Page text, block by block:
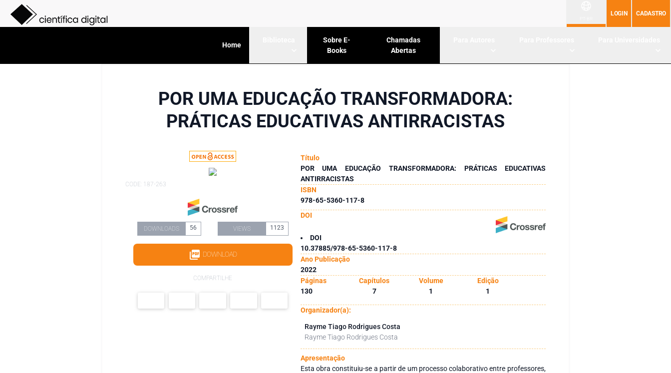
LOGIN CADASTRO
Home
Sobre E-
Books
Chamadas
Abertas
POR UMA EDUCAÇÃO TRANSFORMADORA:
PRÁTICAS EDUCATIVAS ANTIRRACISTAS
CODE: 187-263
DOWNLOADS 56 VIEWS 1123
DOWNLOAD
COMPARTILHE
Título
POR UMA EDUCAÇÃO TRANSFORMADORA: PRÁTICAS EDUCATIVAS
ANTIRRACISTAS
ISBN
978-65-5360-117-8
DOI
DOI
10.37885/978-65-5360-117-8
Ano Publicação
2022
Páginas
Capítulos Volume
Edição
130
7 1 1
Organizador(a):
Rayme Tiago Rodrigues Costa
Rayme Tiago Rodrigues Costa
Apresentação
Esta obra constituiu-se a partir de um processo colaborativo entre professores,